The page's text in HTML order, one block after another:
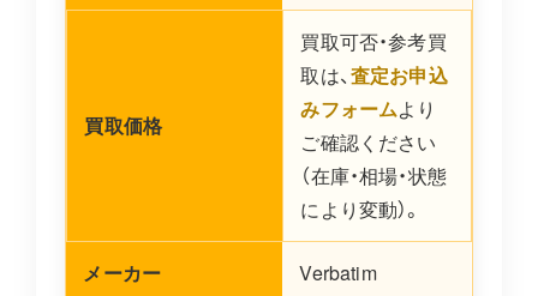
買取価格
買取可否・参考買
取は、査定お申込
みフォームより
ご確認ください
（在庫・相場・状態
により変動）。
メーカー Verbatim